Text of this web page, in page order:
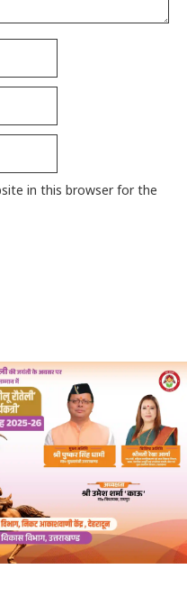
in this browser for the